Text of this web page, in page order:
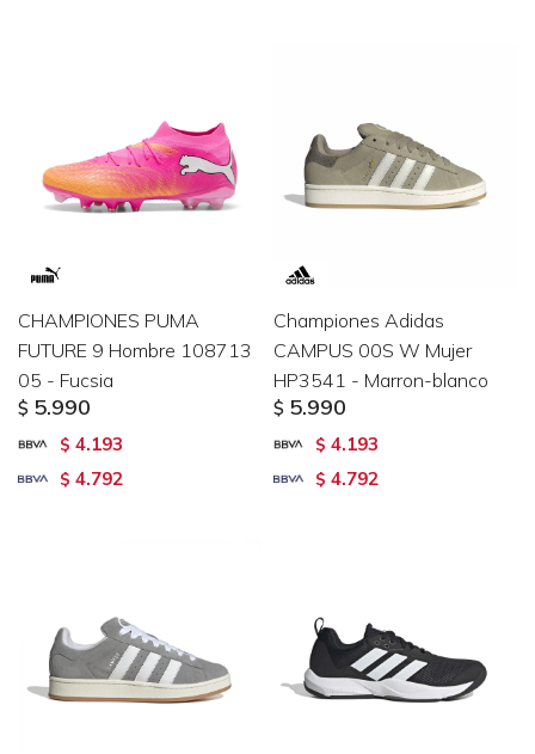
CHAMPIONES PUMA
FUTURE 9 Hombre 108713
05 - Fucsia
$ 5.990
$ 4.193
$ 4.792
Championes Adidas
CAMPUS 00S W Mujer
HP3541 - Marron-blanco
$ 5.990
$ 4.193
$ 4.792